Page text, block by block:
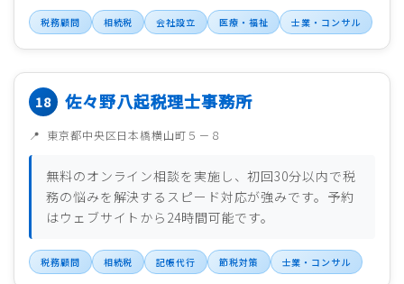
税務顧問 相続税 会社設立 医療・福祉 士業・コンサル
佐々野八起税理士事務所
東京都中央区日本橋横山町５－８
無料のオンライン相談を実施し、初回30分以内で税
務の悩みを解決するスピード対応が強みです。予約
はウェブサイトから24時間可能です。
税務顧問 相続税 記帳代行 節税対策 士業・コンサル